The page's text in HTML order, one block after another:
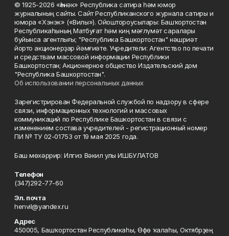
© 1925-2026 «Һәнәк» Республика сатира һәм юмор
журналының сайты. Сайт Республиканского журнала сатиры и
юмора «Хэнэк» («Вилы»). Ойоштороусылары: Башҡортостан
Республикаһының Матбуғат һәм киң мәғлүмәт саралары
буйынса агентлығы; "Республика Башкортостан" нәшриәт
йорто акционерҙар йәмғиәте. Учредители: Агентство по печати
и средствам массовой информации Республики
Башкортостан; Акционерное общество Издательский дом
"Республика Башкортостан".
Об использовании персональных данных
Зарегистрирован Федеральной службой по надзору в сфере
связи, информационных технологий и массовых
коммуникаций по Республике Башкортостан в связи с
изменением состава учредителей - регистрационный номер
ПИ № ТУ 02-01753 от 19 мая 2025 года.
Баш мөхәррир: Илгиз Вәкил улы ИШБУЛАТОВ
Телефон
(347)292-77-60
Эл. почта
henvil@yandex.ru
Адрес
450005, Башҡортостан Республикаһы, Өфө ҡалаһы, Октябрҙең